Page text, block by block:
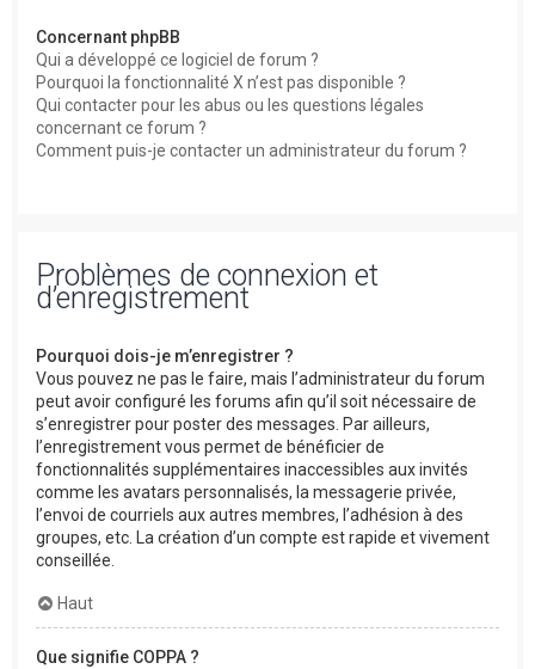
Concernant phpBB
Qui a développé ce logiciel de forum ?
Pourquoi la fonctionnalité X n’est pas disponible ?
Qui contacter pour les abus ou les questions légales
concernant ce forum ?
Comment puis-je contacter un administrateur du forum ?
Problèmes de connexion et
d’enregistrement
Pourquoi dois-je m’enregistrer ?
Vous pouvez ne pas le faire, mais l’administrateur du forum
peut avoir configuré les forums afin qu’il soit nécessaire de
s’enregistrer pour poster des messages. Par ailleurs,
l’enregistrement vous permet de bénéficier de
fonctionnalités supplémentaires inaccessibles aux invités
comme les avatars personnalisés, la messagerie privée,
l’envoi de courriels aux autres membres, l’adhésion à des
groupes, etc. La création d’un compte est rapide et vivement
conseillée.
Haut
Que signifie COPPA ?